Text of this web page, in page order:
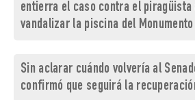
entierra el caso contra el piragüista
vandalizar la piscina del
Sin aclarar cuándo volvería al
confirmó que seguirá la